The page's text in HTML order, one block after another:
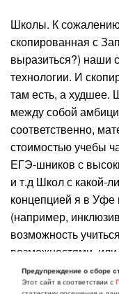
Школы. К
скопированная с
выразиться?) наши
технологии. И
там есть, а худшее.
между собой
соответственно,
стоимостью учебы
ЕГЭ-шников с
и т.д Школ с какой-
концепцией я в Уфе
(например,
возможность
возможностями, или
не буду, мне не
Предупреждение о сборе
Этот сайт в соответствии с